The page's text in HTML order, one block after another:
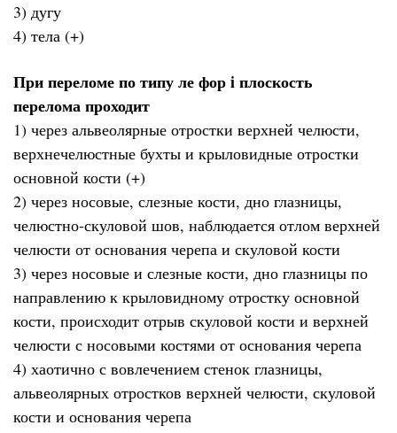
3) дугу
4) тела (+)
При переломе по типу ле фор i плоскость
перелома проходит
1) через альвеолярные отростки верхней челюсти,
верхнечелюстные бухты и крыловидные отростки
основной кости (+)
2) через носовые, слезные кости, дно глазницы,
челюстно-скуловой шов, наблюдается отлом верхней
челюсти от основания черепа и скуловой кости
3) через носовые и слезные кости, дно глазницы по
направлению к крыловидному отростку основной
кости, происходит отрыв скуловой кости и верхней
челюсти с носовыми костями от основания черепа
4) хаотично с вовлечением стенок глазницы,
альвеолярных отростков верхней челюсти, скуловой
кости и основания черепа